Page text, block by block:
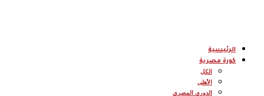
الرئيسية
كورة مصرية
الكل
الأهلى
الدوري المصري